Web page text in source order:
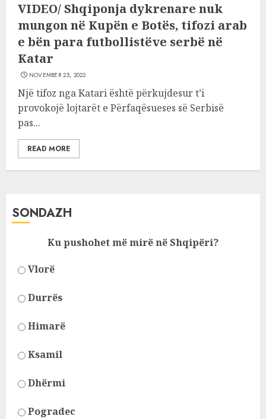
VIDEO/ Shqiponja dykrenare nuk
mungon në Kupën e Botës, tifozi arab
e bën para futbollistëve serbë në
Katar
NOVEMBER 25, 2022
Një tifoz nga Katari është përkujdesur t’i
provokojë lojtarët e Përfaqësueses së Serbisë
pas...
READ MORE
SONDAZH
Ku pushohet më mirë në Shqipëri?
Vlorë
Durrës
Himarë
Ksamil
Dhërmi
Pogradec